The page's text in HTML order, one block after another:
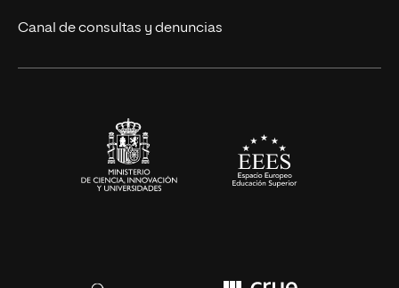
Ciencias de la Salud
Canal de consultas y denuncias